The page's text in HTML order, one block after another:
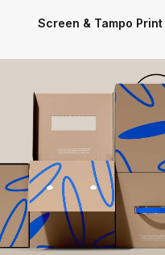
Screen & Tampo Print